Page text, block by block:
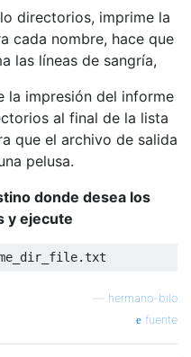
directorios, imprime la
cada nombre, hace que
las líneas de sangría,
la impresión del informe
al final de la lista
que el archivo de salida
pelusa.
donde desea los
y ejecute
hermano-bilo
fuente